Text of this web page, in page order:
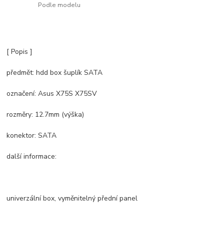
Podle modelu
[ Popis ]
předmět: hdd box šuplík SATA
označení: Asus X75S X75SV
rozměry: 12.7mm (výška)
konektor: SATA
další informace:
univerzální box, vyměnitelný přední panel